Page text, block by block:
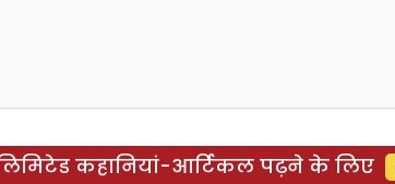
कहानियां-आर्टिकल पढ़ने के लिए